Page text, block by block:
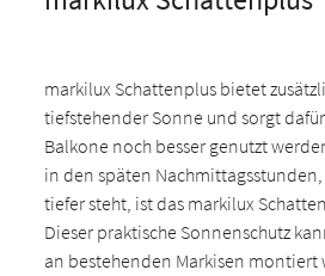
markilux Schattenplus bietet
tiefstehender Sonne und sorgt
Balkone noch besser genutzt
in den späten
tiefer steht, ist das markilux
Dieser praktische Sonnenschutz
an bestehenden Markisen montiert